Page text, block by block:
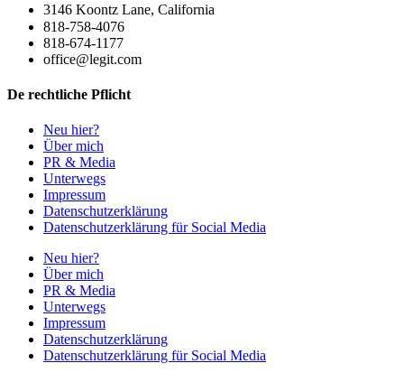
3146 Koontz Lane, California
818-758-4076
818-674-1177
office@legit.com
De rechtliche Pflicht
Neu hier?
Über mich
PR & Media
Unterwegs
Impressum
Datenschutzerklärung
Datenschutzerklärung für Social Media
Neu hier?
Über mich
PR & Media
Unterwegs
Impressum
Datenschutzerklärung
Datenschutzerklärung für Social Media